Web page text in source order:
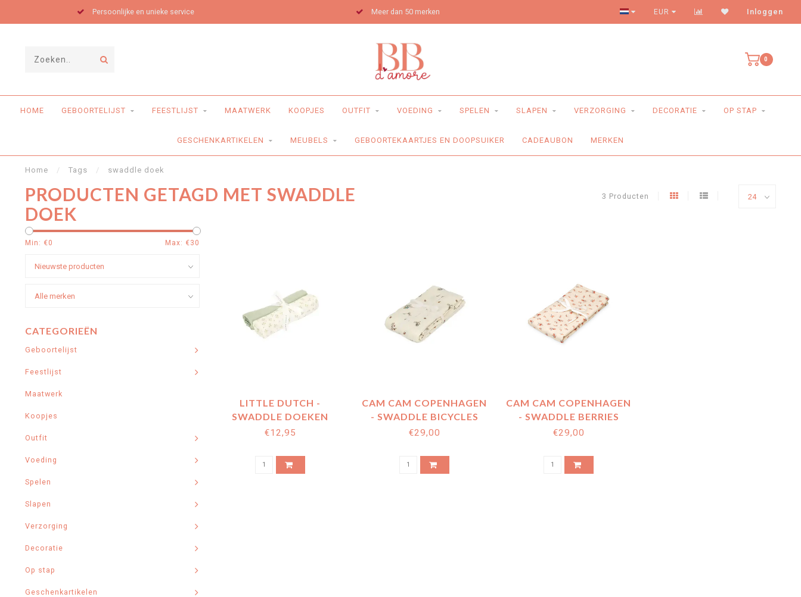
Persoonlijke en unieke service Meer dan 50 merken Levering aan huis
EUR Inloggen
0
HOME GEBOORTELIJST FEESTLIJST MAATWERK KOOPJES OUTFIT VOEDING SPELEN SLAPEN VERZORGING DECORATIE OP STAP
GESCHENKARTIKELEN MEUBELS GEBOORTEKAARTJES EN DOOPSUIKER CADEAUBON MERKEN
Home / Tags / swaddle doek
PRODUCTEN GETAGD MET SWADDLE
DOEK
3 Producten
Min: €0 Max: €30
CATEGORIEËN
Geboortelijst
Feestlijst
Maatwerk
Koopjes
Outfit
Voeding
Spelen
Slapen
Verzorging
Decoratie
Op stap
Geschenkartikelen
LITTLE DUTCH -
SWADDLE DOEKEN
HYDROFIEL 70X70
€12,95
CAM CAM COPENHAGEN
- SWADDLE BICYCLES
(120X120)
€29,00
CAM CAM COPENHAGEN
- SWADDLE BERRIES
(120X120)
€29,00